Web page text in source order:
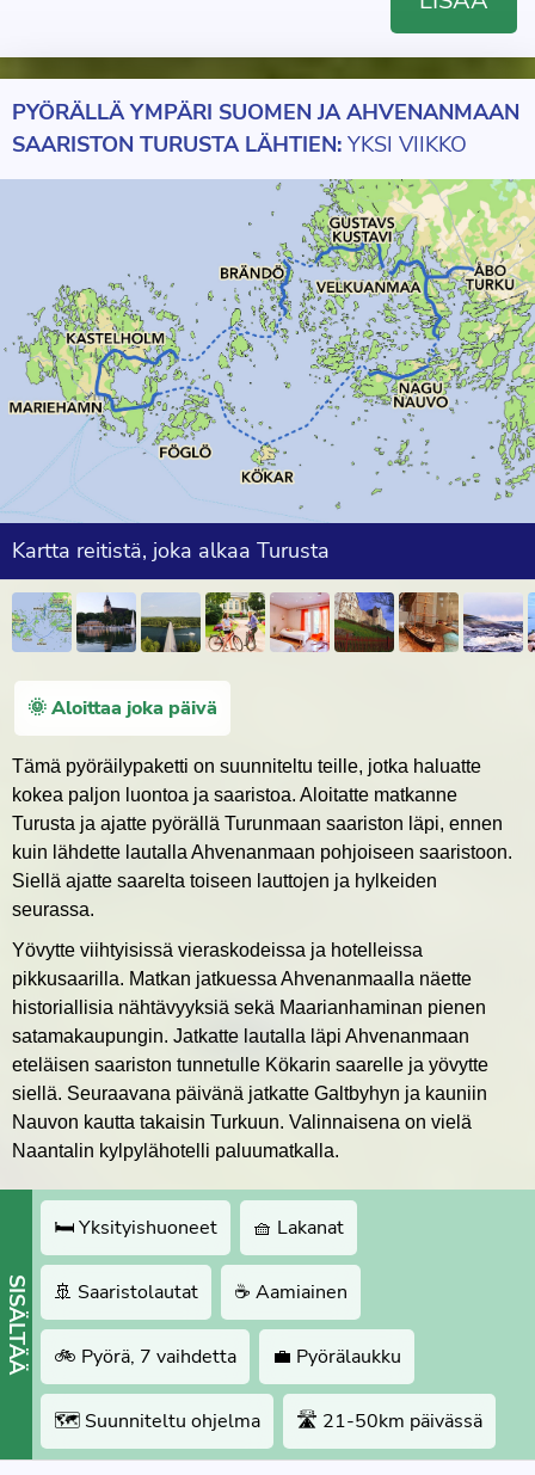
PYÖRÄLLÄ YMPÄRI SUOMEN JA AHVENANMAAN
SAARISTON TURUSTA LÄHTIEN: YKSI VIIKKO
Kartta reitistä, joka alkaa Turusta
🌞 Aloittaa joka päivä
Tämä pyöräilypaketti on suunniteltu teille, jotka haluatte
kokea paljon luontoa ja saaristoa. Aloitatte matkanne
Turusta ja ajatte pyörällä Turunmaan saariston läpi, ennen
kuin lähdette lautalla Ahvenanmaan pohjoiseen saaristoon.
Siellä ajatte saarelta toiseen lauttojen ja hylkeiden
seurassa.
Yövytte viihtyisissä vieraskodeissa ja hotelleissa
pikkusaarilla. Matkan jatkuessa Ahvenanmaalla näette
historiallisia nähtävyyksiä sekä Maarianhaminan pienen
satamakaupungin. Jatkatte lautalla läpi Ahvenanmaan
eteläisen saariston tunnetulle Kökarin saarelle ja yövytte
siellä. Seuraavana päivänä jatkatte Galtbyhyn ja kauniin
Nauvon kautta takaisin Turkuun. Valinnaisena on vielä
Naantalin kylpylähotelli paluumatkalla.
SISÄLTÄÄ
🛏 Yksityishuoneet 🧺 Lakanat
🚢 Saaristolautat ☕️ Aamiainen
🚲 Pyörä, 7 vaihdetta 💼 Pyörälaukku
🗺 Suunniteltu ohjelma 🛣 21-50km päivässä